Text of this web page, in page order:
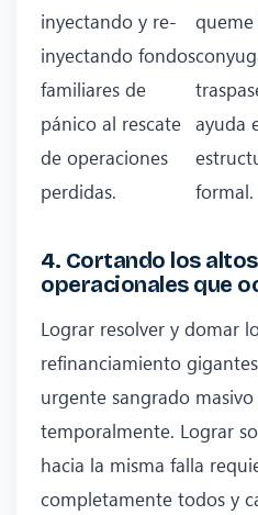
inyectando y re-
inyectando fondos
familiares de
pánico al rescate
de operaciones
perdidas.
queme
ayuda
formal.
4. Cortando los
operacionales que
Lograr resolver y domar
refinanciamiento
urgente sangrado
temporalmente. Lograr
hacia la misma falla
completamente todos y